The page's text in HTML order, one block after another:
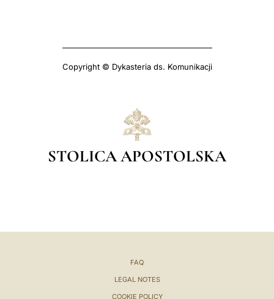
Copyright © Dykasteria ds. Komunikacji
STOLICA APOSTOLSKA
FAQ
LEGAL NOTES
COOKIE POLICY